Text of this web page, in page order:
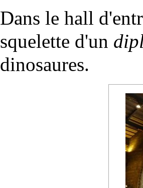
Dans le hall
squelette d'un
dinosaures.